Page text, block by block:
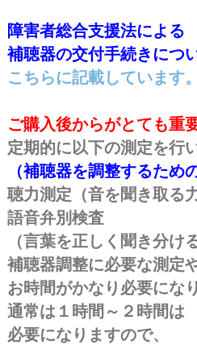
障害者総合支援法による
補聴器の交付手続きにつ
こちらに記載しています。
ご購入後からがとても重
定期的に以下の測定を行
（補聴器を調整するため
聴力測定（音を聞き取る
語音弁別検査
（言葉を正しく聞き分け
補聴器調整に必要な測定
お時間がかなり必要にな
通常は１時間～２時間は
必要になりますので、